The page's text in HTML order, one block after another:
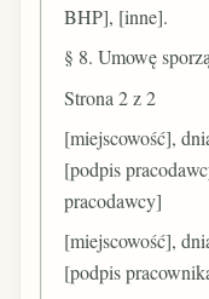
BHP], [inne].
§ 8. Umowę
Strona 2 z 2
[miejscowość],
[podpis
pracodawcy]
[miejscowość],
[podpis